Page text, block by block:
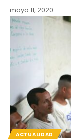
mayo 11, 2020
ACTUALIDAD